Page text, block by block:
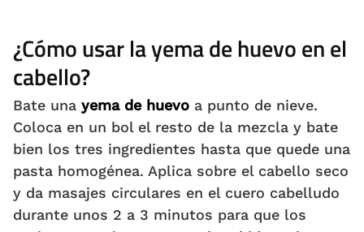
¿Cómo usar la yema de huevo en el
cabello?
Bate una yema de huevo a punto de nieve.
Coloca en un bol el resto de la mezcla y bate
bien los tres ingredientes hasta que quede una
pasta homogénea. Aplica sobre el cabello seco
y da masajes circulares en el cuero cabelludo
durante unos 2 a 3 minutos para que los